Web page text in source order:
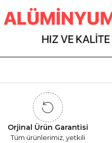
Orjinal Ürün Garantisi
Tüm ürünlerimiz, yetkili